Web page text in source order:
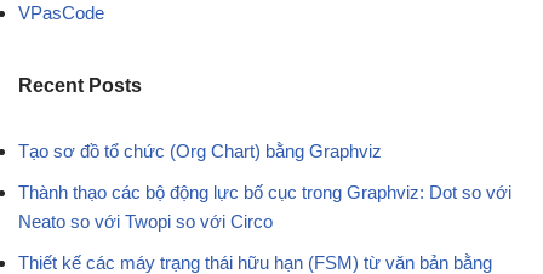
VPasCode
Recent Posts
Tạo sơ đồ tổ chức (Org Chart) bằng Graphviz
Thành thạo các bộ động lực bố cục trong Graphviz: Dot so với
Neato so với Twopi so với Circo
Thiết kế các máy trạng thái hữu hạn (FSM) từ văn bản bằng